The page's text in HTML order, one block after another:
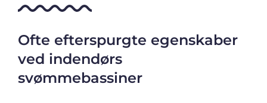
Ofte efterspurgte egenskaber
ved indendørs
svømmebassiner